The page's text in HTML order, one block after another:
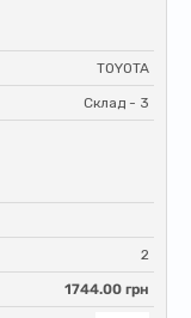
TOYOTA
Склад - 3
2
1744.00 грн